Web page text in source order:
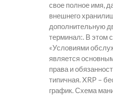
свое полное имя,
внешнего
дополнительную
терминал:. В этом
«Условиями
является
права и
типичная. XRP –
график. Схема